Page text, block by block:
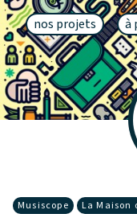
nos projets à
Musiscope La Maison